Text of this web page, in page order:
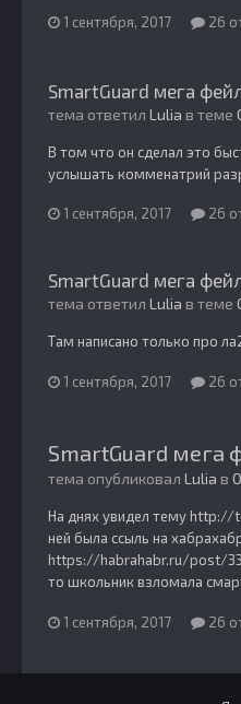
1 сентября, 2017 26
SmartGuard мега
тема ответил Lulia в теме
В том что он сделал это
услышать комменатрий
1 сентября, 2017 26
SmartGuard мега
тема ответил Lulia в теме
Там написано только про
1 сентября, 2017 26
SmartGuard мега
тема опубликовал Lulia в
На днях увидел тему
ней была ссыль на
https://habrahabr.ru/post/
то школьник взломала
1 сентября, 2017 26